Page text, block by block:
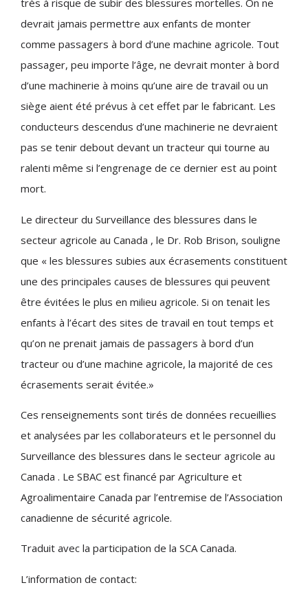
très à risque de subir des blessures mortelles. On ne
devrait jamais permettre aux enfants de monter
comme passagers à bord d’une machine agricole. Tout
passager, peu importe l’âge, ne devrait monter à bord
d’une machinerie à moins qu’une aire de travail ou un
siège aient été prévus à cet effet par le fabricant. Les
conducteurs descendus d’une machinerie ne devraient
pas se tenir debout devant un tracteur qui tourne au
ralenti même si l’engrenage de ce dernier est au point
mort.
Le directeur du Surveillance des blessures dans le
secteur agricole au Canada , le Dr. Rob Brison, souligne
que « les blessures subies aux écrasements constituent
une des principales causes de blessures qui peuvent
être évitées le plus en milieu agricole. Si on tenait les
enfants à l’écart des sites de travail en tout temps et
qu’on ne prenait jamais de passagers à bord d’un
tracteur ou d’une machine agricole, la majorité de ces
écrasements serait évitée.»
Ces renseignements sont tirés de données recueillies
et analysées par les collaborateurs et le personnel du
Surveillance des blessures dans le secteur agricole au
Canada . Le SBAC est financé par Agriculture et
Agroalimentaire Canada par l’entremise de l’Association
canadienne de sécurité agricole.
Traduit avec la participation de la SCA Canada.
L’information de contact: